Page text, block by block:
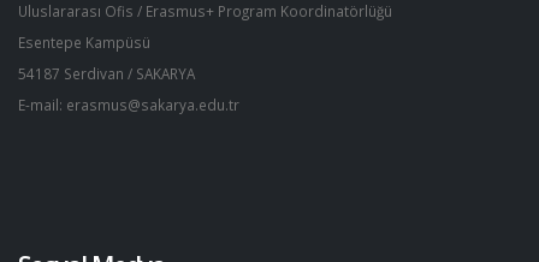
Uluslararası Ofis / Erasmus+ Program Koordinatörlüğü
Esentepe Kampüsü
54187 Serdivan / SAKARYA
E-mail: erasmus@sakarya.edu.tr